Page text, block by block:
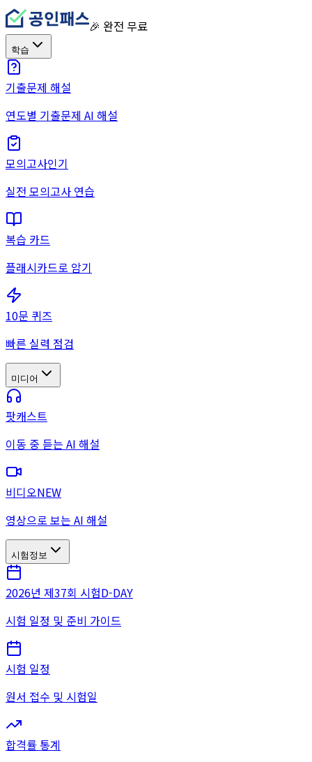
🎉 완전 무료
학습
기출문제 해설
연도별 기출문제 AI 해설
모의고사인기
실전 모의고사 연습
복습 카드
플래시카드로 암기
10문 퀴즈
빠른 실력 점검
미디어
팟캐스트
이동 중 듣는 AI 해설
비디오NEW
영상으로 보는 AI 해설
시험정보
2026년 제37회 시험D-DAY
시험 일정 및 준비 가이드
시험 일정
원서 접수 및 시험일
합격률 통계